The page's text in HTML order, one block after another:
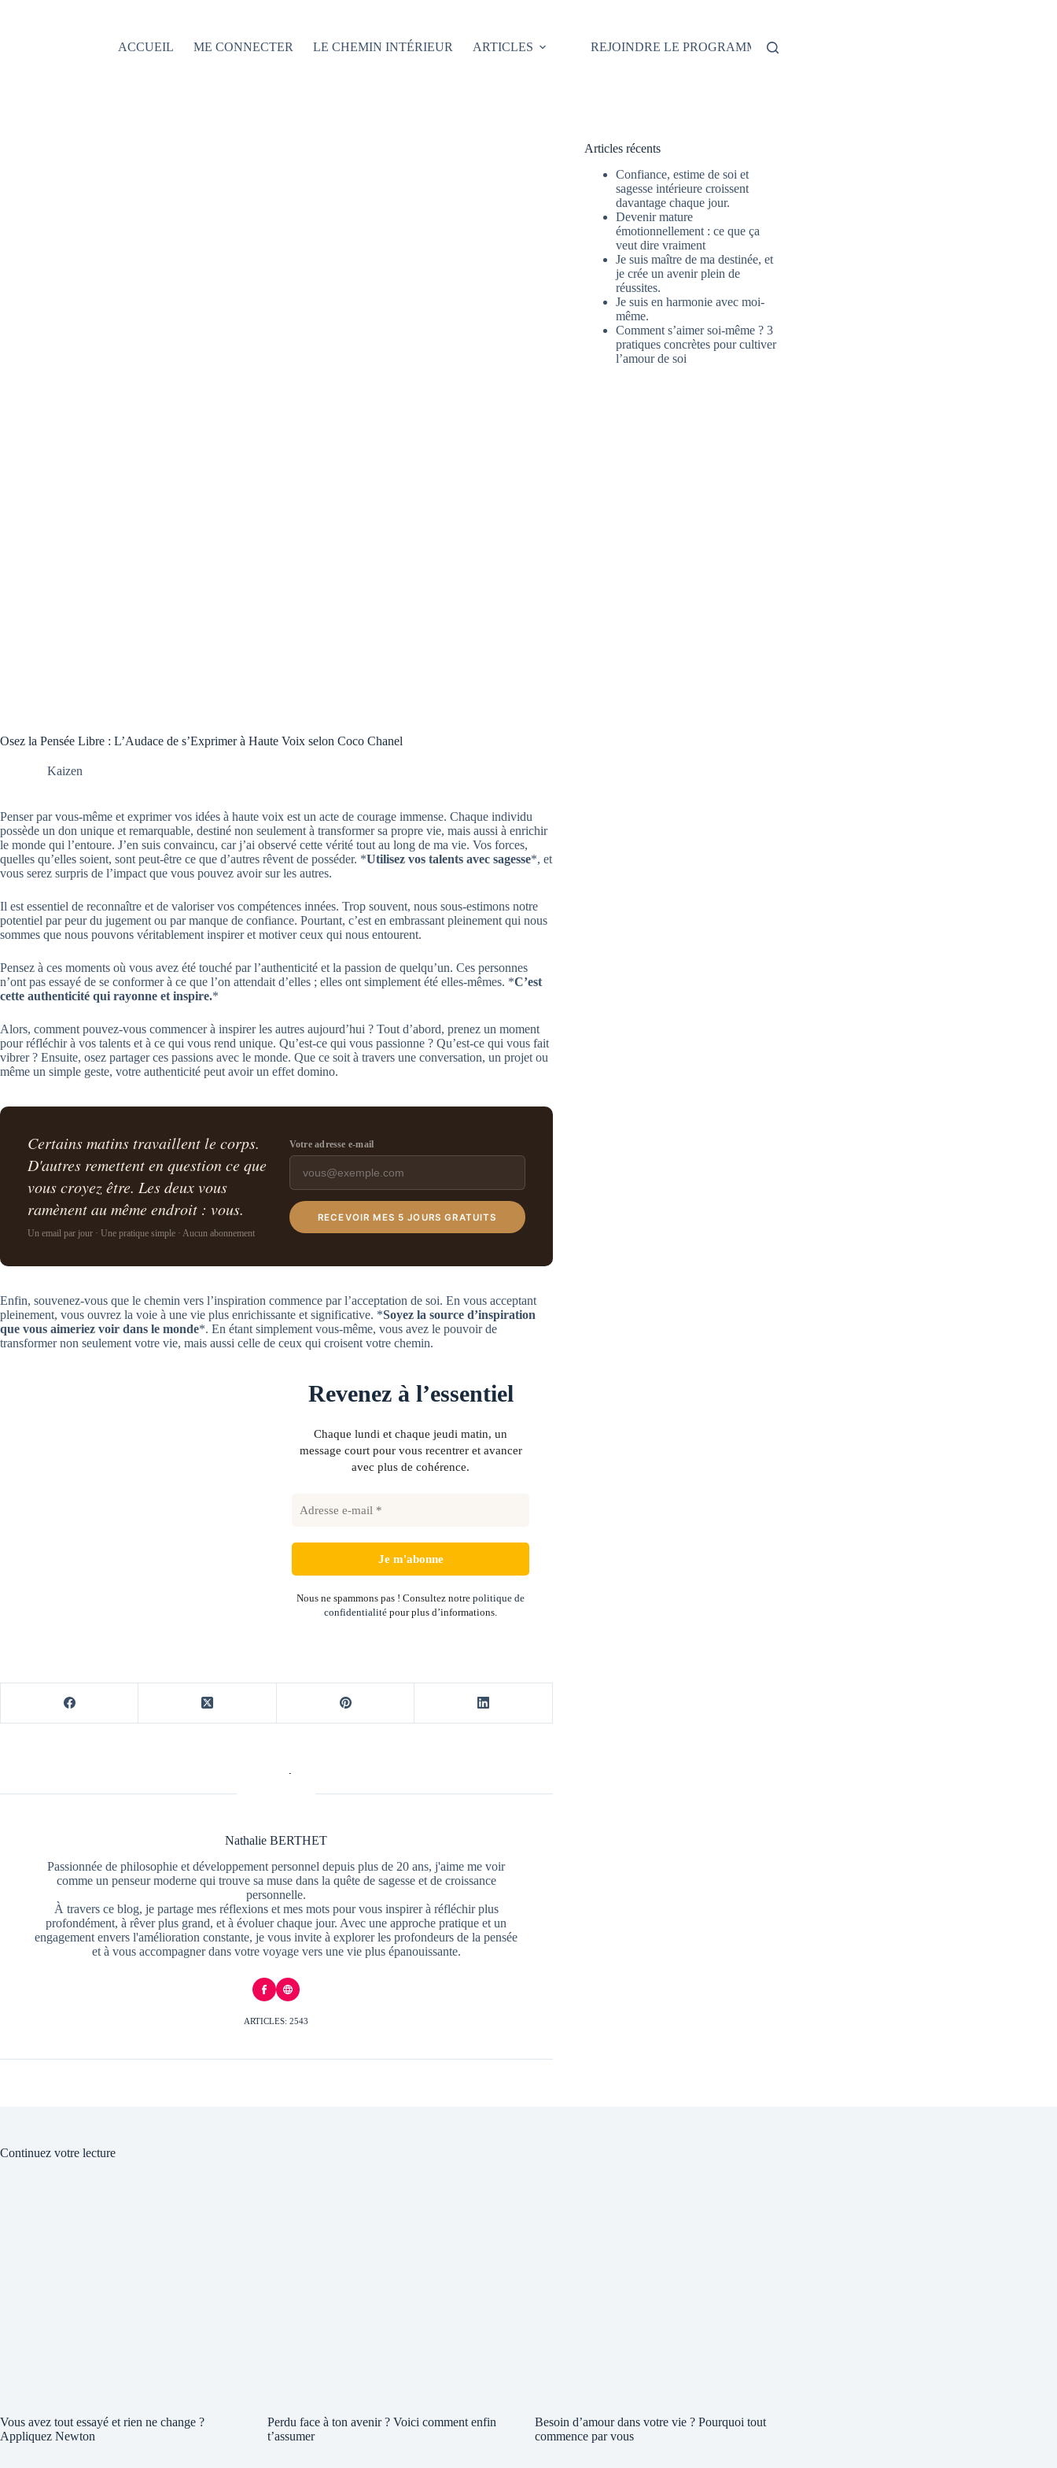
ACCUEIL
ME CONNECTER LE CHEMIN INTÉRIEUR ARTICLES REJOINDRE LE PROGRAMME
Osez la Pensée Libre : L’Audace de s’Exprimer à Haute Voix selon Coco Chanel
Kaizen
Penser par vous-même et exprimer vos idées à haute voix est un acte de courage immense. Chaque individu
possède un don unique et remarquable, destiné non seulement à transformer sa propre vie, mais aussi à enrichir
le monde qui l’entoure. J’en suis convaincu, car j’ai observé cette vérité tout au long de ma vie. Vos forces,
quelles qu’elles soient, sont peut-être ce que d’autres rêvent de posséder. *Utilisez vos talents avec sagesse*, et
vous serez surpris de l’impact que vous pouvez avoir sur les autres.
Il est essentiel de reconnaître et de valoriser vos compétences innées. Trop souvent, nous sous-estimons notre
potentiel par peur du jugement ou par manque de confiance. Pourtant, c’est en embrassant pleinement qui nous
sommes que nous pouvons véritablement inspirer et motiver ceux qui nous entourent.
Pensez à ces moments où vous avez été touché par l’authenticité et la passion de quelqu’un. Ces personnes
n’ont pas essayé de se conformer à ce que l’on attendait d’elles ; elles ont simplement été elles-mêmes. *C’est
cette authenticité qui rayonne et inspire.*
Alors, comment pouvez-vous commencer à inspirer les autres aujourd’hui ? Tout d’abord, prenez un moment
pour réfléchir à vos talents et à ce qui vous rend unique. Qu’est-ce qui vous passionne ? Qu’est-ce qui vous fait
vibrer ? Ensuite, osez partager ces passions avec le monde. Que ce soit à travers une conversation, un projet ou
même un simple geste, votre authenticité peut avoir un effet domino.
Certains matins travaillent le corps.
D'autres remettent en question ce que
vous croyez être. Les deux vous
ramènent au même endroit : vous.
Un email par jour · Une pratique simple · Aucun abonnement
Votre adresse e-mail
RECEVOIR MES 5 JOURS GRATUITS
Enfin, souvenez-vous que le chemin vers l’inspiration commence par l’acceptation de soi. En vous acceptant
pleinement, vous ouvrez la voie à une vie plus enrichissante et significative. *Soyez la source d’inspiration
que vous aimeriez voir dans le monde*. En étant simplement vous-même, vous avez le pouvoir de
transformer non seulement votre vie, mais aussi celle de ceux qui croisent votre chemin.
Revenez à l’essentiel
Chaque lundi et chaque jeudi matin, un
message court pour vous recentrer et avancer
avec plus de cohérence.
Nous ne spammons pas ! Consultez notrepolitique de
confidentialité pour plus d’informations.
Nathalie BERTHET
Passionnée de philosophie et développement personnel depuis plus de 20 ans, j'aime me voir
comme un penseur moderne qui trouve sa muse dans la quête de sagesse et de croissance
personnelle.
À travers ce blog, je partage mes réflexions et mes mots pour vous inspirer à réfléchir plus
profondément, à rêver plus grand, et à évoluer chaque jour. Avec une approche pratique et un
engagement envers l'amélioration constante, je vous invite à explorer les profondeurs de la pensée
et à vous accompagner dans votre voyage vers une vie plus épanouissante.
ARTICLES: 2543
Articles récents
Confiance, estime de soi et
sagesse intérieure croissent
davantage chaque jour.
Devenir mature
émotionnellement : ce que ça
veut dire vraiment
Je suis maître de ma destinée, et
je crée un avenir plein de
réussites.
Je suis en harmonie avec moi-
même.
Comment s’aimer soi-même ? 3
pratiques concrètes pour cultiver
l’amour de soi
Continuez votre lecture
Vous avez tout essayé et rien ne change ?
Appliquez Newton
Perdu face à ton avenir ? Voici comment enfin
t’assumer
Besoin d’amour dans votre vie ? Pourquoi tout
commence par vous